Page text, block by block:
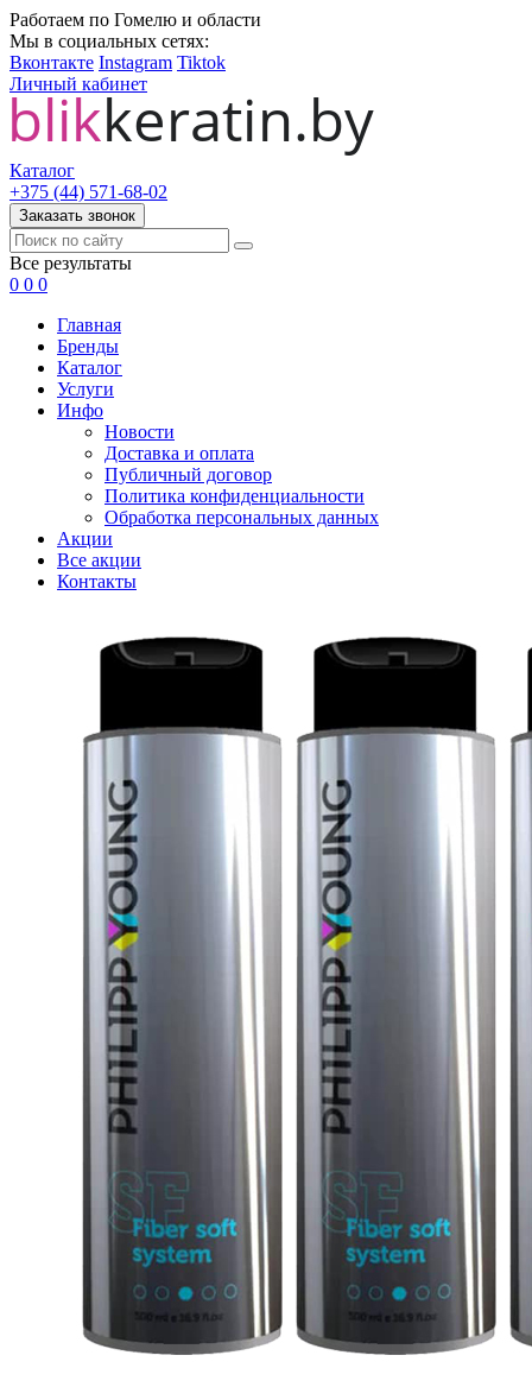
Работаем по Гомелю и области
Мы в социальных сетях:
Вконтакте Instagram Tiktok
Личный кабинет
Каталог
+375 (44) 571-68-02
Заказать звонок
Все результаты
0 0 0
Главная
Бренды
Каталог
Услуги
Инфо
Новости
Доставка и оплата
Публичный договор
Политика конфиденциальности
Обработка персональных данных
Акции
Все акции
Контакты